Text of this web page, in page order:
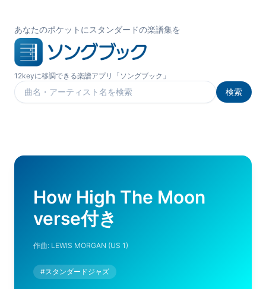
あなたのポケットにスタンダードの楽譜集を
12keyに移調できる楽譜アプリ「ソングブック」
楽曲を検索
検索
How High The Moon
verse付き
作曲: LEWIS MORGAN (US 1)
#スタンダードジャズ